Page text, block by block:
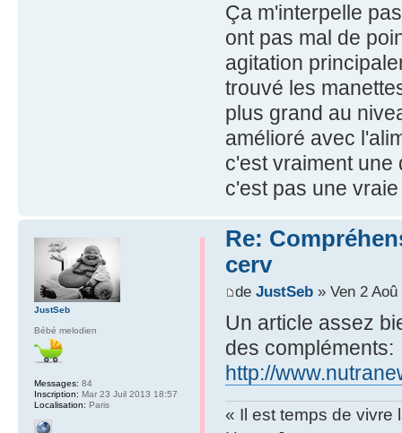
Ça m'interpelle
ont pas mal de
agitation
trouvé les
plus grand au
amélioré avec
c'est vraiment une
c'est pas une
Re:
cerv
de JustSeb» Ven 2 Aoû
Un article assez
des compléments:
http://
« Il est temps de vivre
JustSeb
Bébé melodien
Messages: 84
Inscription: Mar 23 Juil 2013 18:57
Localisation: Paris